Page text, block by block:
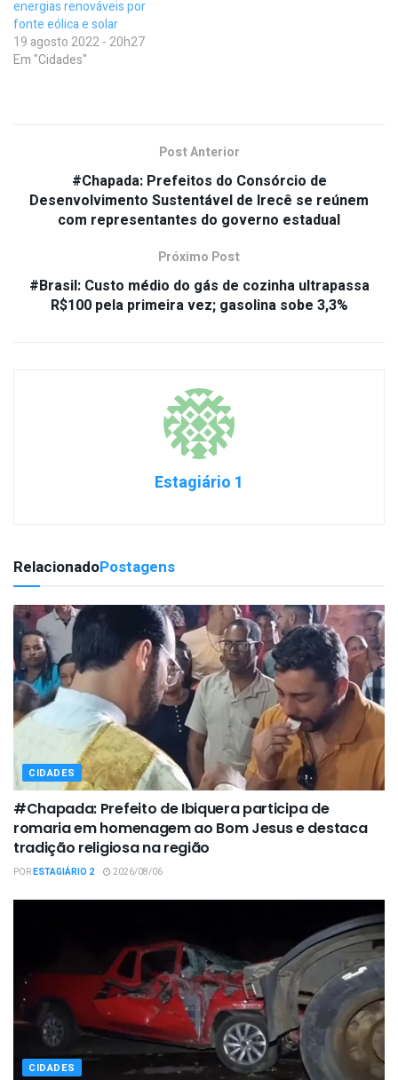
energias renováveis por
fonte eólica e solar
19 agosto 2022 - 20h27
Em "Cidades"
Post Anterior
#Chapada: Prefeitos do Consórcio de
Desenvolvimento Sustentável de Irecê se reúnem
com representantes do governo estadual
Próximo Post
#Brasil: Custo médio do gás de cozinha ultrapassa
R$100 pela primeira vez; gasolina sobe 3,3%
Estagiário 1
RelacionadoPostagens
CIDADES
#Chapada: Prefeito de Ibiquera participa de
romaria em homenagem ao Bom Jesus e destaca
tradição religiosa na região
PORESTAGIÁRIO 2 2026/08/06
CIDADES